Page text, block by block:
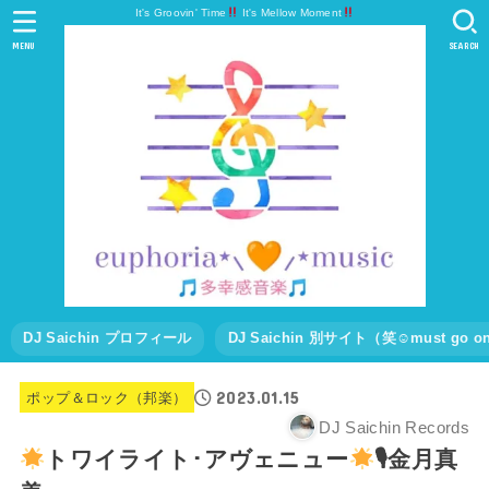
It's Groovin' Time It's Mellow Moment
DJ Saichin プロフィール DJ Saichin 別サイト（笑☺must go
SEARCH
MENU
ポップ＆ロック（邦楽） 2023.01.15
DJ Saichin Records
トワイライト･アヴェニュー
🎙金月真